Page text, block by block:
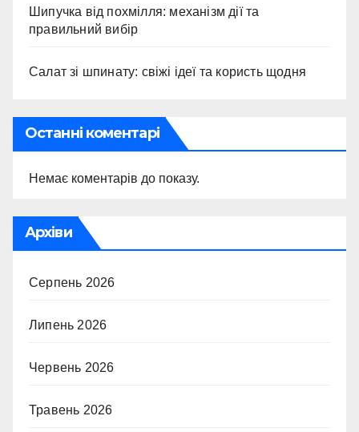
Шипучка від похмілля: механізм дії та
правильний вибір
Салат зі шпинату: свіжі ідеї та користь щодня
Останні коментарі
Немає коментарів до показу.
Архіви
Серпень 2026
Липень 2026
Червень 2026
Травень 2026